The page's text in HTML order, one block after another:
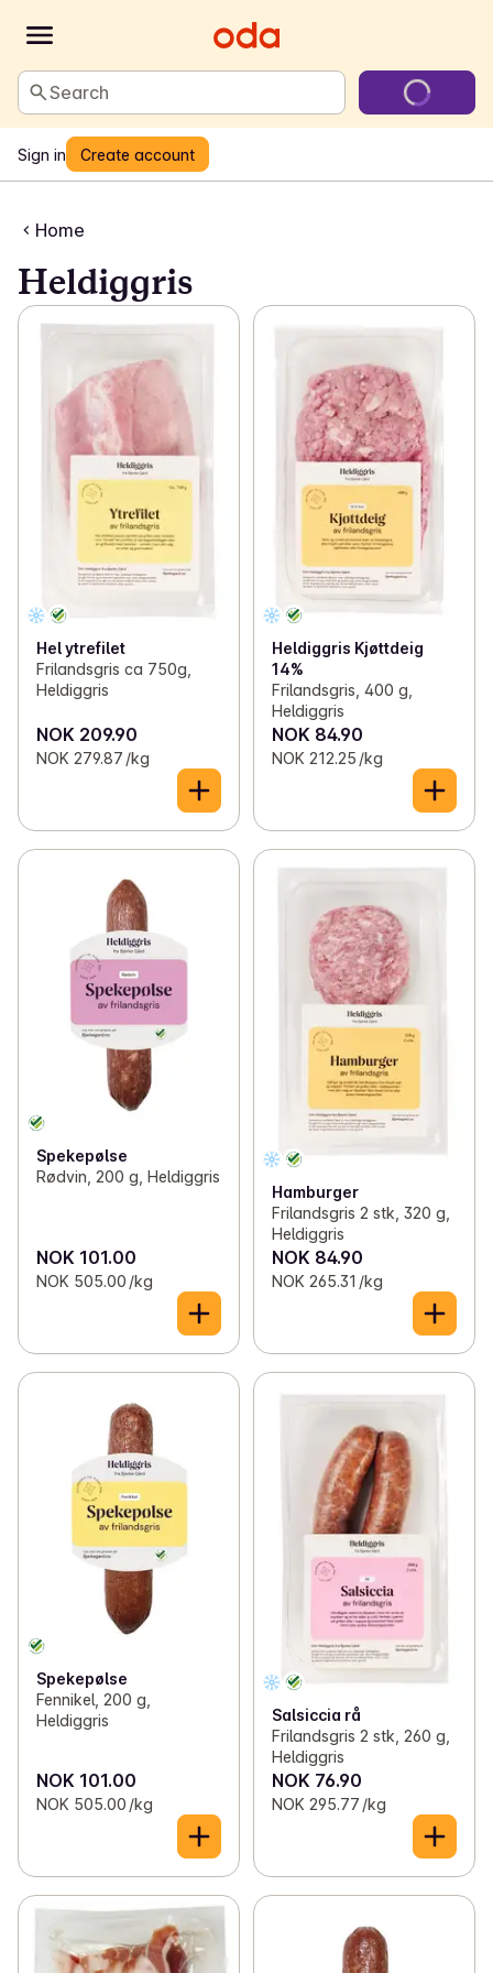
Search
Sign in Create account
Home
Heldiggris
Hel ytrefilet
Frilandsgris ca 750g,
Heldiggris
NOK 209.90
NOK 279.87 /kg
Heldiggris Kjøttdeig
14%
Frilandsgris, 400 g,
Heldiggris
NOK 84.90
NOK 212.25 /kg
Spekepølse
Rødvin, 200 g, Heldiggris
NOK 101.00
NOK 505.00 /kg
Hamburger
Frilandsgris 2 stk, 320 g,
Heldiggris
NOK 84.90
NOK 265.31 /kg
Spekepølse
Fennikel, 200 g,
Heldiggris
NOK 101.00
NOK 505.00 /kg
Salsiccia rå
Frilandsgris 2 stk, 260 g,
Heldiggris
NOK 76.90
NOK 295.77 /kg